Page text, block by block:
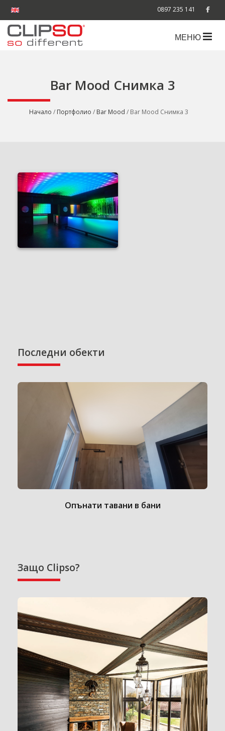
0897 235 141
МЕНЮ
Bar Mood Снимка 3
Начало / Портфолио / Bar Mood / Bar Mood Снимка 3
Последни обекти
Опънати тавани в бани
Защо Clipso?